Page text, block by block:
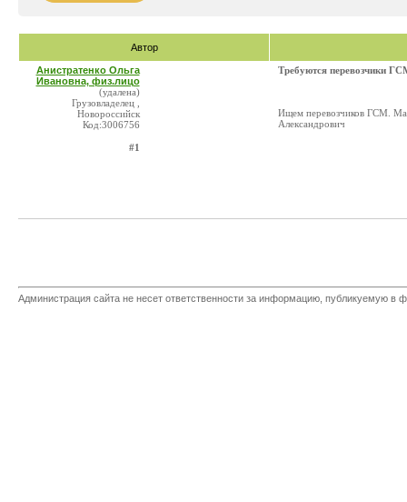
Автор
Анистратенко Ольга
Ивановна, физ.лицо
(удалена)
Грузовладелец ,
Новороссийск
Код:3006756
#1
Требуются перевозчики
Ищем перевозчиков ГСМ.
Александрович
Администрация сайта не несет ответственности за информацию, публикуемую